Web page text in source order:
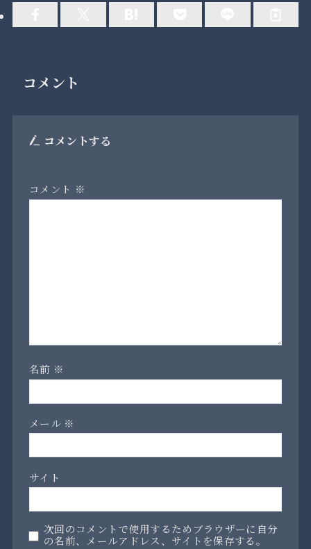
コメント
コメントする
コメント ※
名前 ※
メール ※
サイト
次回のコメントで使用するためブラウザーに自分
の名前、メールアドレス、サイトを保存する。